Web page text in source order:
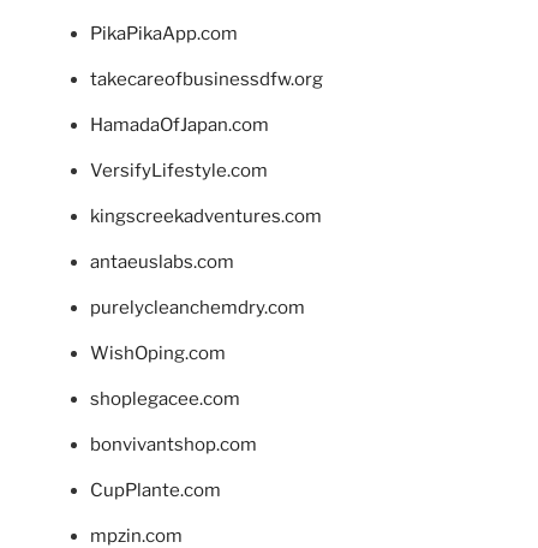
PikaPikaApp.com
takecareofbusinessdfw.org
HamadaOfJapan.com
VersifyLifestyle.com
kingscreekadventures.com
antaeuslabs.com
purelycleanchemdry.com
WishOping.com
shoplegacee.com
bonvivantshop.com
CupPlante.com
mpzin.com